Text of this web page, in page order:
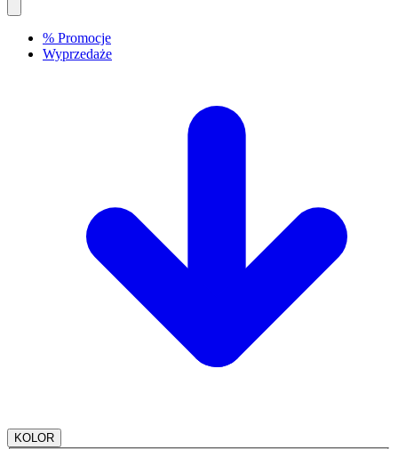
% Promocje
Wyprzedaże
KOLOR